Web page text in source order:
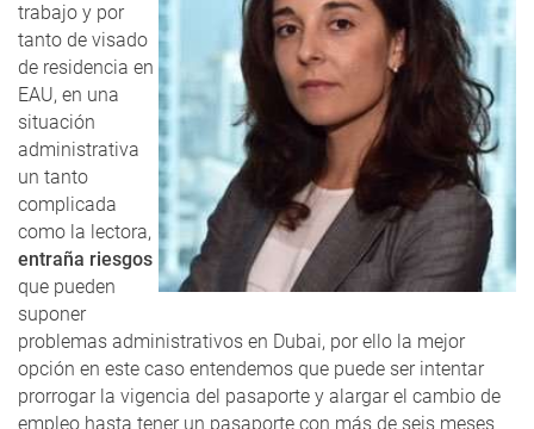
trabajo y por
tanto de visado
de residencia en
EAU, en una
situación
administrativa
un tanto
complicada
como la lectora,
entraña riesgos
que pueden
suponer
problemas administrativos en Dubai, por ello la mejor
opción en este caso entendemos que puede ser intentar
prorrogar la vigencia del pasaporte y alargar el cambio de
empleo hasta tener un pasaporte con más de seis meses